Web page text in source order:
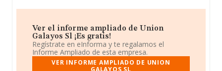
Ver el informe ampliado de Union
Galayos Sl ¡Es gratis!
Regístrate en eInforma y te regalamos el
Informe Ampliado de esta empresa.
VER INFORME AMPLIADO DE UNION
GALAYOS SL